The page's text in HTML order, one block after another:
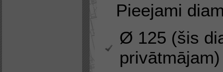
Pieejami
Ø 125 (šis
privātmājam)